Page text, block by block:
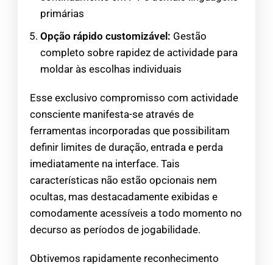
primárias
Opção rápido customizável: Gestão
completo sobre rapidez de actividade para
moldar às escolhas individuais
Esse exclusivo compromisso com actividade
consciente manifesta-se através de
ferramentas incorporadas que possibilitam
definir limites de duração, entrada e perda
imediatamente na interface. Tais
características não estão opcionais nem
ocultas, mas destacadamente exibidas e
comodamente acessíveis a todo momento no
decurso as períodos de jogabilidade.
Obtivemos rapidamente reconhecimento